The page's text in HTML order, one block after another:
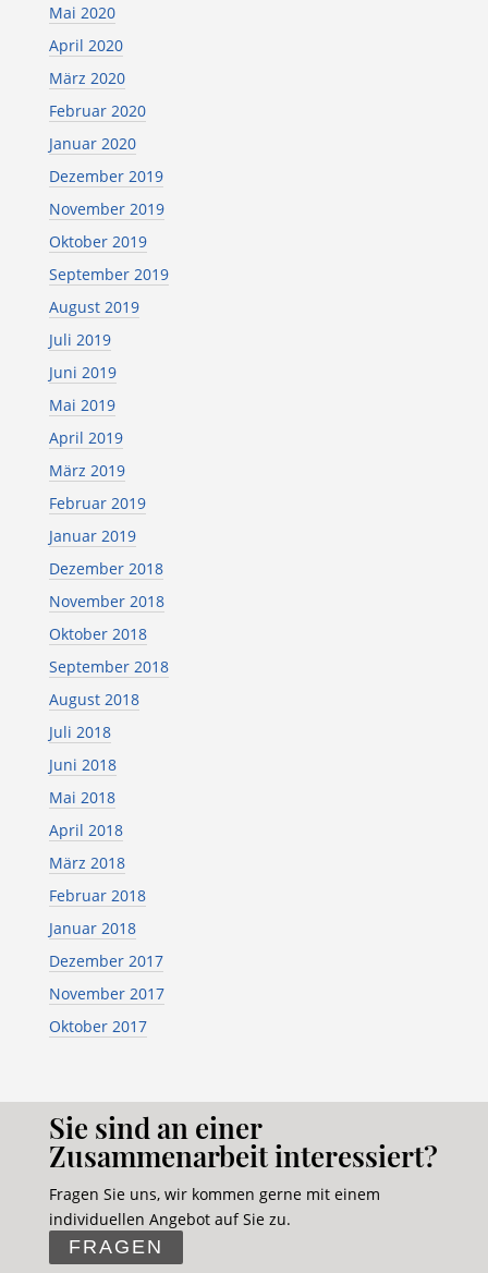
Mai 2020
April 2020
März 2020
Februar 2020
Januar 2020
Dezember 2019
November 2019
Oktober 2019
September 2019
August 2019
Juli 2019
Juni 2019
Mai 2019
April 2019
März 2019
Februar 2019
Januar 2019
Dezember 2018
November 2018
Oktober 2018
September 2018
August 2018
Juli 2018
Juni 2018
Mai 2018
April 2018
März 2018
Februar 2018
Januar 2018
Dezember 2017
November 2017
Oktober 2017
Sie sind an einer
Zusammenarbeit interessiert?
Fragen Sie uns, wir kommen gerne mit einem
individuellen Angebot auf Sie zu.
FRAGEN